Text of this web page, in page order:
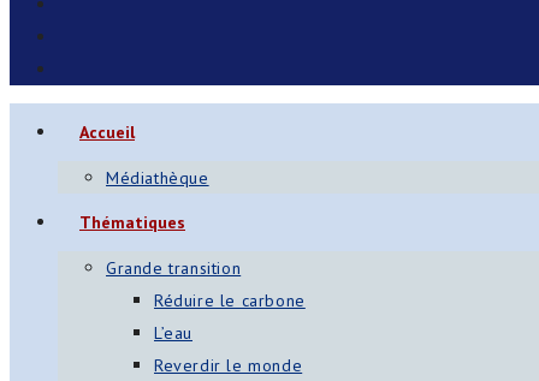
Accueil
Médiathèque
Thématiques
Grande transition
Réduire le carbone
L’eau
Reverdir le monde